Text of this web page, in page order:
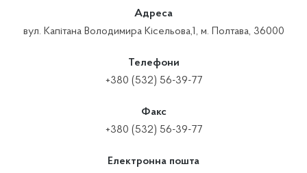
Адреса
вул. Капітана Володимира Кісельова,1, м. Полтава, 36000
Телефони
+380 (532) 56-39-77
Факс
+380 (532) 56-39-77
Електронна пошта